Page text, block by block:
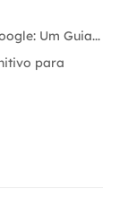
Um Guia...
para